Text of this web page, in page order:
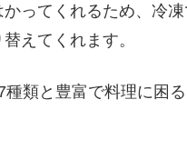
ってくれるため、冷
えてくれます。
類と豊富で料理に困